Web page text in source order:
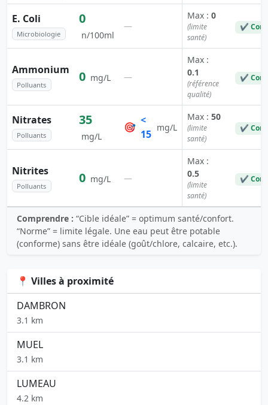
E. Coli
Microbiologie
0
n/100ml
—
Max : 0
(limite
santé)
✔
Ammonium
Polluants
0 mg/L —
Max :
0.1
(référence
qualité)
✔
Nitrates
Polluants
35
mg/L
🎯
<
15
mg/L
Max : 50
(limite
santé)
✔
Nitrites
Polluants
0 mg/L —
Max :
0.5
(limite
santé)
✔
Comprendre : “Cible idéale” = optimum santé/confort.
“Norme” = limite légale. Une eau peut être potable
(conforme) sans être idéale (goût/chlore, calcaire, etc.).
📍 Villes à proximité
DAMBRON
3.1 km
MUEL
3.1 km
LUMEAU
4.2 km